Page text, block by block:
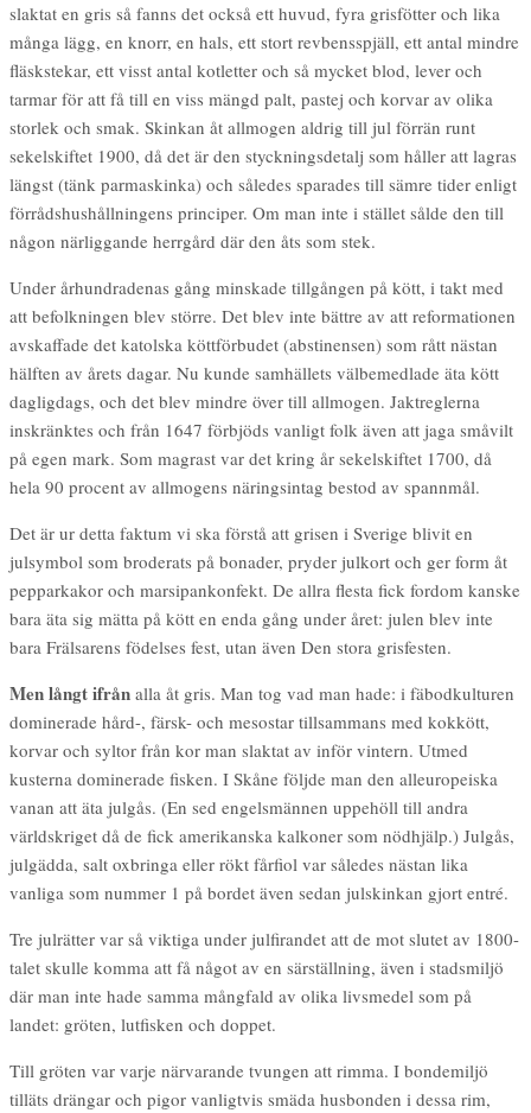
slaktat en gris så fanns det också ett huvud, fyra grisfötter och lika
många lägg, en knorr, en hals, ett stort revbensspjäll, ett antal mindre
fläskstekar, ett visst antal kotletter och så mycket blod, lever och
tarmar för att få till en viss mängd palt, pastej och korvar av olika
storlek och smak. Skinkan åt allmogen aldrig till jul förrän runt
sekelskiftet 1900, då det är den styckningsdetalj som håller att lagras
längst (tänk parmaskinka) och således sparades till sämre tider enligt
förrådshushållningens principer. Om man inte i stället sålde den till
någon närliggande herrgård där den åts som stek.
Under århundradenas gång minskade tillgången på kött, i takt med
att befolkningen blev större. Det blev inte bättre av att reformationen
avskaffade det katolska köttförbudet (abstinensen) som rått nästan
hälften av årets dagar. Nu kunde samhällets välbemedlade äta kött
dagligdags, och det blev mindre över till allmogen. Jaktreglerna
inskränktes och från 1647 förbjöds vanligt folk även att jaga småvilt
på egen mark. Som magrast var det kring år sekelskiftet 1700, då
hela 90 procent av allmogens näringsintag bestod av spannmål.
Det är ur detta faktum vi ska förstå att grisen i Sverige blivit en
julsymbol som broderats på bonader, pryder julkort och ger form åt
pepparkakor och marsipankonfekt. De allra flesta fick fordom kanske
bara äta sig mätta på kött en enda gång under året: julen blev inte
bara Frälsarens födelses fest, utan även Den stora grisfesten.
Men långt ifrån alla åt gris. Man tog vad man hade: i fäbodkulturen
dominerade hård-, färsk- och mesostar tillsammans med kokkött,
korvar och syltor från kor man slaktat av inför vintern. Utmed
kusterna dominerade fisken. I Skåne följde man den alleuropeiska
vanan att äta julgås. (En sed engelsmännen uppehöll till andra
världskriget då de fick amerikanska kalkoner som nödhjälp.) Julgås,
julgädda, salt oxbringa eller rökt fårfiol var således nästan lika
vanliga som nummer 1 på bordet även sedan julskinkan gjort entré.
Tre julrätter var så viktiga under julfirandet att de mot slutet av 1800-
talet skulle komma att få något av en särställning, även i stadsmiljö
där man inte hade samma mångfald av olika livsmedel som på
landet: gröten, lutfisken och doppet.
Till gröten var varje närvarande tvungen att rimma. I bondemiljö
tilläts drängar och pigor vanligtvis smäda husbonden i dessa rim,